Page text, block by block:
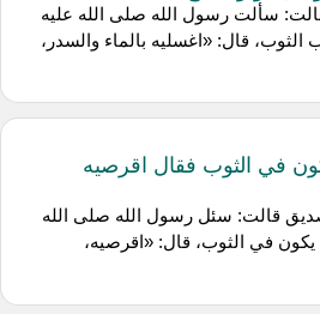
سألت رسول الله صلى الله عليه
قال: «اغسليه بالماء والسدر،
في الثوب فقال اقرصيه
قالت: سئل رسول الله صلى الله
في الثوب، قال: «اقرصيه،